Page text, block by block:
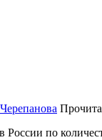
России по